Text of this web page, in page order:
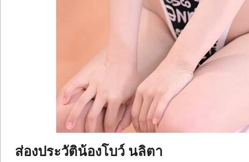
ส่องประวัติน้องโบว์ นลิตา